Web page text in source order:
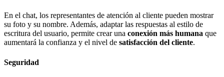
En el chat, los representantes de atención al cliente pueden mostrar
su foto y su nombre. Además, adaptar las respuestas al estilo de
escritura del usuario, permite crear una conexión más humana que
aumentará la confianza y el nivel de satisfacción del cliente.
Seguridad